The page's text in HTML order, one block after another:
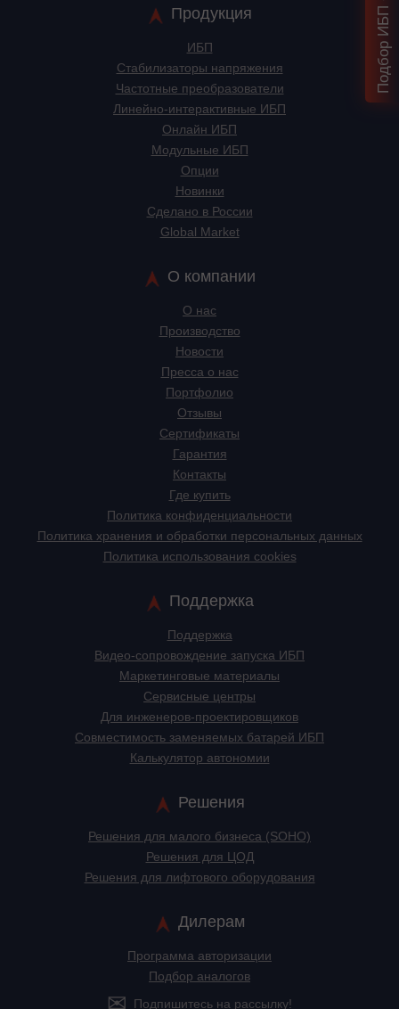
Продукция
ИБП
Стабилизаторы напряжения
Частотные преобразователи
Линейно-интерактивные ИБП
Онлайн ИБП
Модульные ИБП
Опции
Новинки
Сделано в России
Global Market
О компании
О нас
Производство
Новости
Пресса о нас
Портфолио
Отзывы
Сертификаты
Гарантия
Контакты
Где купить
Политика конфиденциальности
Политика хранения и обработки персональных данных
Политика использования cookies
Поддержка
Поддержка
Видео-сопровождение запуска ИБП
Маркетинговые материалы
Сервисные центры
Для инженеров-проектировщиков
Cовместимость заменяемых батарей ИБП
Калькулятор автономии
Решения
Решения для малого бизнеса (SOHO)
Решения для ЦОД
Решения для лифтового оборудования
Дилерам
Программа авторизации
Подбор аналогов
Подпишитесь на рассылку!